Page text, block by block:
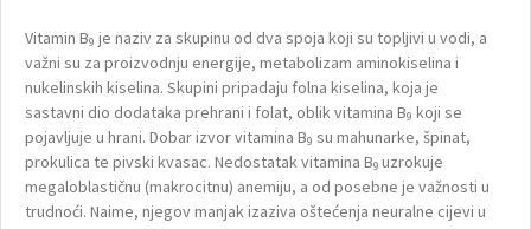
Vitamin B9 je naziv za skupinu od dva spoja koji su topljivi u vodi, a
važni su za proizvodnju energije, metabolizam aminokiselina i
nukelinskih kiselina. Skupini pripadaju folna kiselina, koja je
sastavni dio dodataka prehrani i folat, oblik vitamina B9 koji se
pojavljuje u hrani. Dobar izvor vitamina B9 su mahunarke, špinat,
prokulica te pivski kvasac. Nedostatak vitamina B9uzrokuje
megaloblastičnu (makrocitnu) anemiju, a od posebne je važnosti u
trudnoći. Naime, njegov manjak izaziva oštećenja neuralne cijevi u